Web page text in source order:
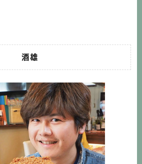
酒雄